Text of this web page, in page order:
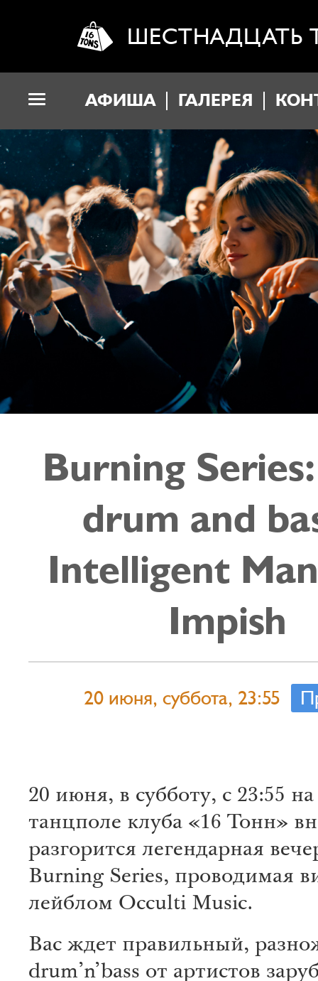
ШЕСТНАДЦАТЬ
АФИША ГАЛЕРЕЯ
Burning
drum and
Intelligent
Impish
20 июня, суббота, 23:55
20 июня, в субботу, с 23:55
танцполе клуба «16 Тонн»
разгорится легендарная
Burning Series, проводимая
лейблом Occulti Music.
Вас ждет правильный,
drum’n’bass от артистов